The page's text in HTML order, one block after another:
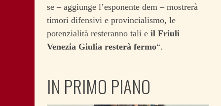
se – aggiunge l’esponente dem – mostrerà
timori difensivi e provincialismo, le
potenzialità resteranno tali e il Friuli
Venezia Giulia resterà fermo“.
IN PRIMO PIANO